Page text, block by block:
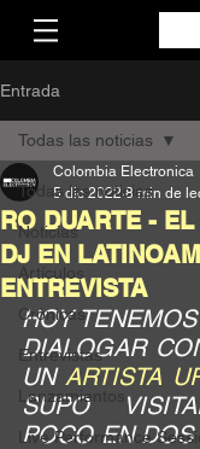
Entrada
Todas las noticias
Noticias
Artículos
Crónicas
Entrevistas
Lanzamientos
Live Performance
Todas las noticias
RO DUARTE -
DJ EN
ENTREVISTA
Colombia Electronica
5 dic 2022 8 min de
HOY TENEMOS
DIALOGAR
UN ARTISTA
SUPO
POCO EN